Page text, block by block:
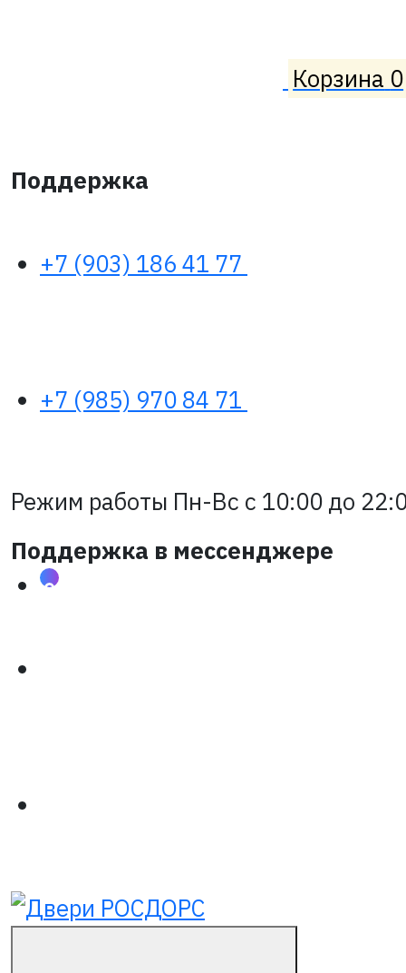
Корзина 0
Поддержка
+7 (903) 186 41 77
+7 (985) 970 84 71
Режим работы Пн-Вс с 10:00 до
Поддержка в мессенджере